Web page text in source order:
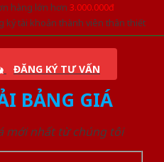
hàng lớn hơn 3.000.000đ
ký tài khoản thành viên thân thiết
ĐĂNG KÝ TƯ VẤN
BẢNG GIÁ
mới nhất từ chúng tôi